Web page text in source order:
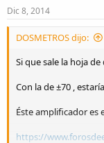
Dic 8, 2014
DOSMETROS dijo:
Si que sale la hoja
Con la de ±70 ,
Éste amplificador es
https://